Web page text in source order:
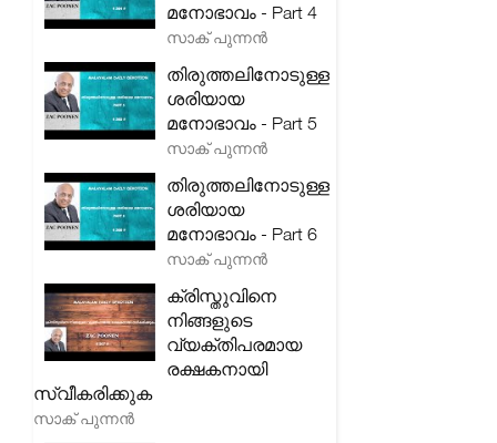
മനോഭാവം - Part 4
സാക് പുന്നൻ
തിരുത്തലിനോടുള്ള
ശരിയായ
മനോഭാവം - Part 5
സാക് പുന്നൻ
തിരുത്തലിനോടുള്ള
ശരിയായ
മനോഭാവം - Part 6
സാക് പുന്നൻ
ക്രിസ്തുവിനെ
നിങ്ങളുടെ
വ്യക്തിപരമായ
രക്ഷകനായി
സ്വീകരിക്കുക
സാക് പുന്നൻ